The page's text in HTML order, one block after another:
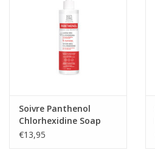
Soivre Panthenol
Chlorhexidine Soap
€13,95